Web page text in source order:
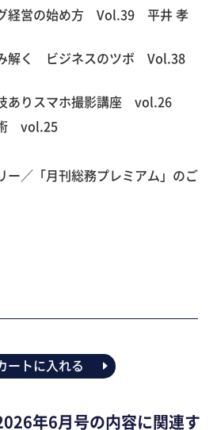
経営の始め方 Vol.39 平井 孝
解く ビジネスのツボ Vol.38
ありスマホ撮影講座 vol.26
vol.25
ー／「月刊総務プレミアム」のご
ートに入れる
年6月号の内容に関連す